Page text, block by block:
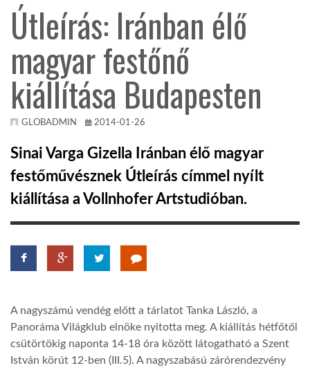
HÍR3D
TROPICALMAGAZIN
GLOBOTV
AFRIKA TUDÁSTÁR
A NAP SZÉPE
DOBRAVERO.HU
Útleírás: Iránban élő
magyar festőnő
kiállítása Budapesten
GLOBADMIN 2014-01-26
Sinai Varga Gizella Iránban élő magyar
festőművésznek Útleírás címmel nyílt
kiállítása a Vollnhofer Artstudióban.
A nagyszámú vendég előtt a tárlatot Tanka László, a
Panoráma Világklub elnöke nyitotta meg. A kiállítás hétfőtől
csütörtökig naponta 14-18 óra között látogatható a Szent
István körút 12-ben (III.5). A nagyszabású zárórendezvény